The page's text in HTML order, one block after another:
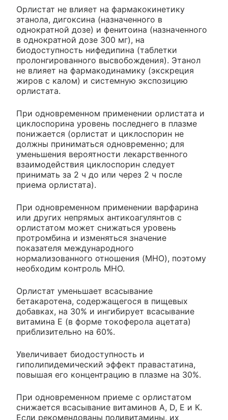
Орлистат не влияет на фармакокинетику
этанола, дигоксина (назначенного в
однократной дозе) и фенитоина (назначенного
в однократной дозе 300 мг), на
биодоступность нифедипина (таблетки
пролонгированного высвобождения). Этанол
не влияет на фармакодинамику (экскреция
жиров с калом) и системную экспозицию
орлистата.
При одновременном применении орлистата и
циклоспорина уровень последнего в плазме
понижается (орлистат и циклоспорин не
должны приниматься одновременно; для
уменьшения вероятности лекарственного
взаимодействия циклоспорин следует
принимать за 2 ч до или через 2 ч после
приема орлистата).
При одновременном применении варфарина
или других непрямых антикоагулянтов с
орлистатом может снижаться уровень
протромбина и изменяться значение
показателя международного
нормализованного отношения (MHO), поэтому
необходим контроль MHO.
Орлистат уменьшает всасывание
бетакаротена, содержащегося в пищевых
добавках, на 30% и ингибирует всасывание
витамина Е (в форме токоферола ацетата)
приблизительно на 60%.
Увеличивает биодоступность и
гиполипидемический эффект правастатина,
повышая его концентрацию в плазме на 30%.
При одновременном приеме с орлистатом
снижается всасывание витаминов A, D, Е и К.
Если рекомендованы поливитамины, их